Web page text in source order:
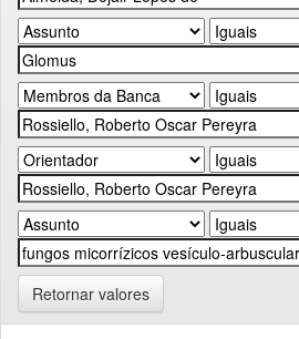
Retornar valores